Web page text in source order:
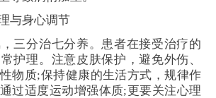
身心调节
分治七分养。患者在接受治疗的
护理。注意皮肤保护，避免外伤、
物质;保持健康的生活方式，规律作
过适度运动增强体质;更要关注心理